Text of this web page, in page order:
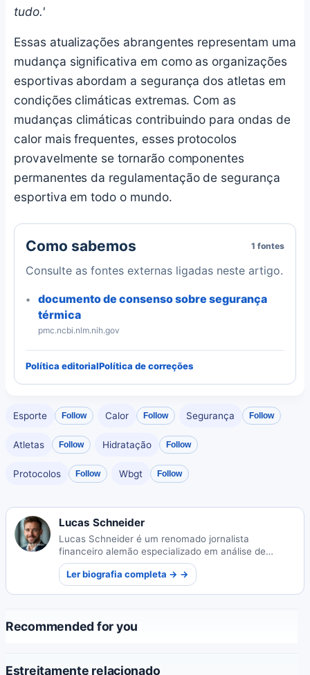
tudo.'
Essas atualizações abrangentes representam uma
mudança significativa em como as organizações
esportivas abordam a segurança dos atletas em
condições climáticas extremas. Com as
mudanças climáticas contribuindo para ondas de
calor mais frequentes, esses protocolos
provavelmente se tornarão componentes
permanentes da regulamentação de segurança
esportiva em todo o mundo.
Como sabemos 1 fontes
Consulte as fontes externas ligadas neste artigo.
documento de consenso sobre segurança
térmica
pmc.ncbi.nlm.nih.gov
Política editorialPolítica de correções
Esporte Follow Calor Follow Segurança Follow
Atletas Follow Hidratação Follow
Protocolos Follow Wbgt Follow
Lucas Schneider
Lucas Schneider é um renomado jornalista
financeiro alemão especializado em análise de
mercados globais. Suas reportagens perspicazes
desmistificam tendências econômicas complexas
para o público em geral.
Ler biografia completa → →
Recommended for you
Estreitamente relacionado